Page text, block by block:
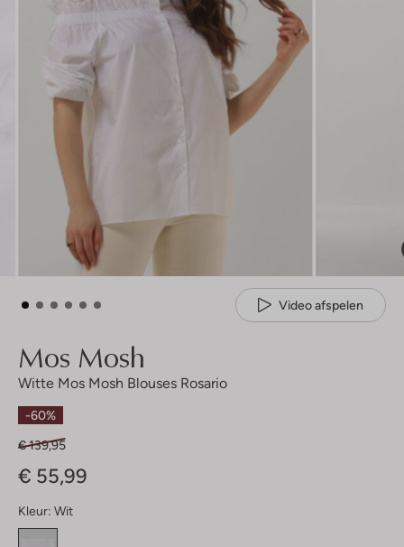
Video afspelen
Mos Mosh
Witte Mos Mosh Blouses Rosario
-60%
€ 139,95
€ 55,99
Kleur: Wit